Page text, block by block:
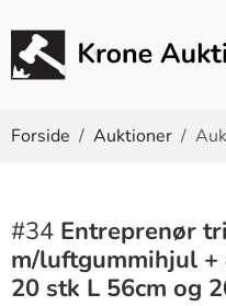
Forside Auktioner
#34 Entreprenør
m/luftgummihjul +
20 stk L 56cm og